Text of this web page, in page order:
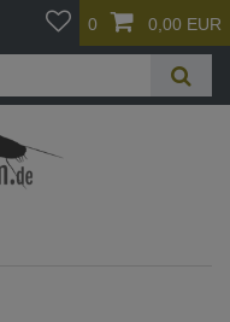
0 0,00 EUR